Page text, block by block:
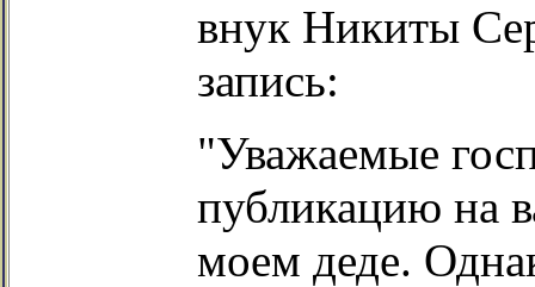
внук Никиты
запись:
"Уважаемые
публикацию на
моем деде.